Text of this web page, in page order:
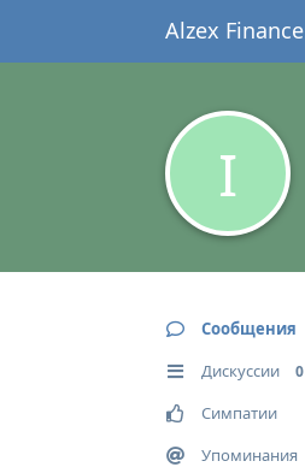
Alzex Finance
I
Сообщения
Дискуссии 0
Симпатии
Упоминания